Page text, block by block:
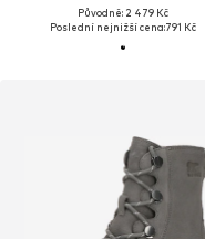
Původně: 2 479 Kč
Poslední nejnižší cena:791 Kč